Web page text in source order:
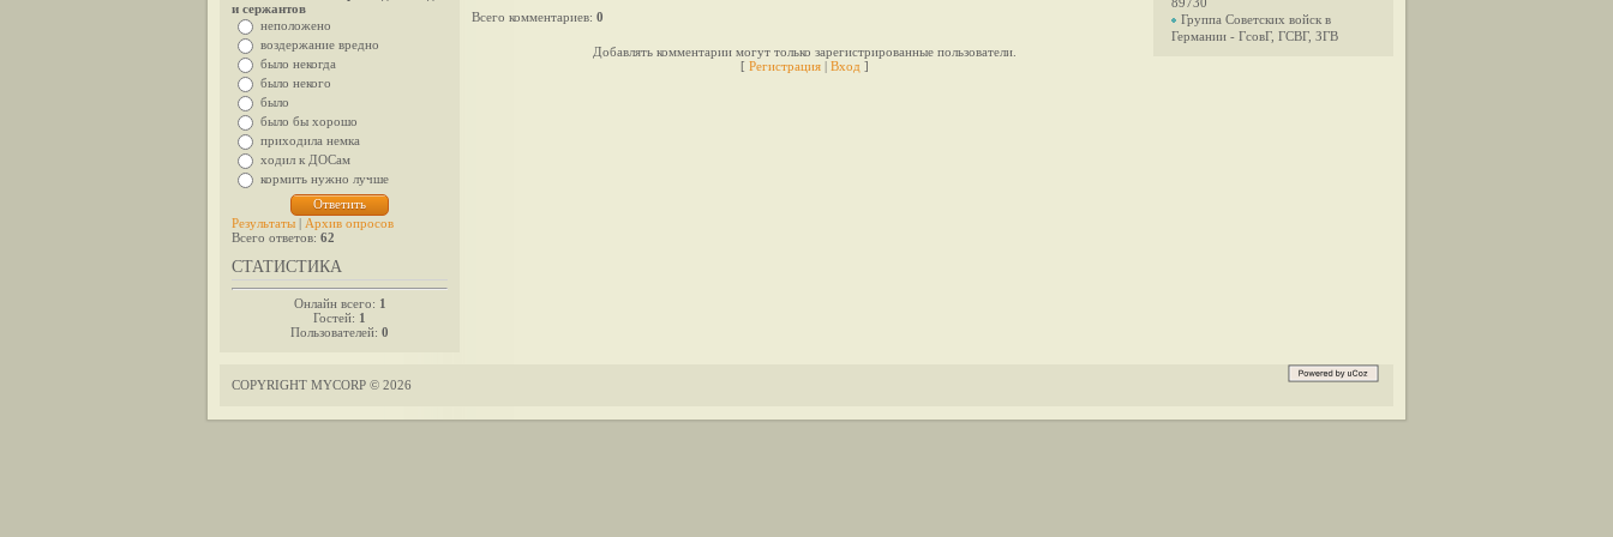
и сержантов
неположено
воздержание вредно
было некогда
было некого
было
было бы хорошо
приходила немка
ходил к ДОСам
кормить нужно лучше
Результаты | Архив опросов
Всего ответов: 62
СТАТИСТИКА
Онлайн всего: 1
Гостей: 1
Пользователей: 0
Группа Советских войск в
Германии - ГсовГ, ГСВГ, ЗГВ
Всего комментариев: 0
Добавлять комментарии могут только зарегистрированные пользователи.
[ Регистрация | Вход ]
COPYRIGHT MYCORP © 2026